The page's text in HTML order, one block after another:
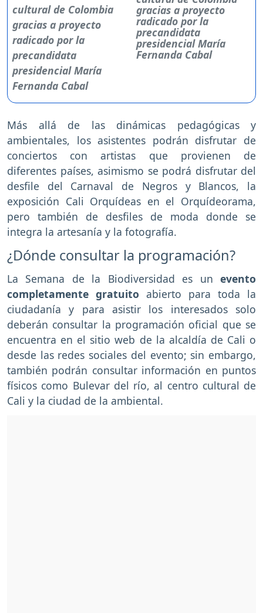
gracias a proyecto
radicado por la
precandidata
presidencial María
Fernanda Cabal
Más allá de las dinámicas pedagógicas y
ambientales, los asistentes podrán disfrutar de
conciertos con artistas que provienen de
diferentes países, asimismo se podrá disfrutar del
desfile del Carnaval de Negros y Blancos, la
exposición Cali Orquídeas en el Orquídeorama,
pero también de desfiles de moda donde se
integra la artesanía y la fotografía.
¿Dónde consultar la programación?
La Semana de la Biodiversidad es un evento
completamente gratuito abierto para toda la
ciudadanía y para asistir los interesados solo
deberán consultar la programación oficial que se
encuentra en el sitio web de la alcaldía de Cali o
desde las redes sociales del evento; sin embargo,
también podrán consultar información en puntos
físicos como Bulevar del río, al centro cultural de
Cali y la ciudad de la ambiental.